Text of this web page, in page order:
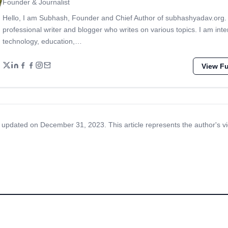
Founder & Journalist
Hello, I am Subhash, Founder and Chief Author of subhashyadav.org.
professional writer and blogger who writes on various topics. I am
technology, education,…
View
on December 31, 2023. This article represents the author's